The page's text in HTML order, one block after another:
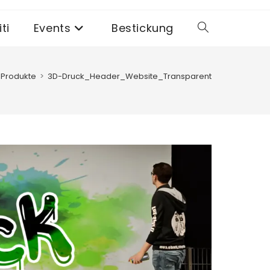
Events Bestickung Website-
Produkte > 3D-Druck_Header_Website_Transparent